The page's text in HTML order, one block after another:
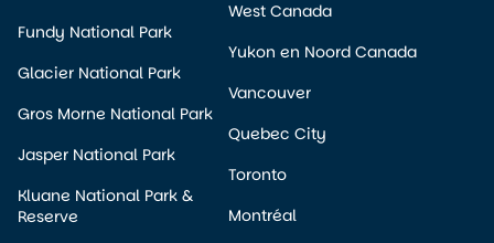
Fundy National Park
Glacier National Park
Gros Morne National Park
Jasper National Park
Kluane National Park &
Reserve
West Canada
Yukon en Noord Canada
Vancouver
Quebec City
Toronto
Montréal